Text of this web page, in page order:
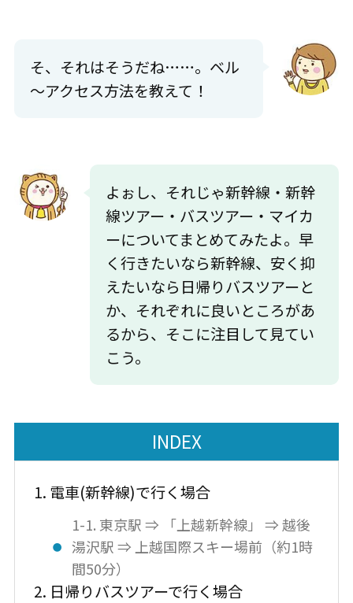
そ、それはそうだね……。ベル
～アクセス方法を教えて！
よぉし、それじゃ新幹線・新幹
線ツアー・バスツアー・マイカ
ーについてまとめてみたよ。早
く行きたいなら新幹線、安く抑
えたいなら日帰りバスツアーと
か、それぞれに良いところがあ
るから、そこに注目して見てい
こう。
INDEX
1. 電車(新幹線)で行く場合
1-1. 東京駅 ⇒ 「上越新幹線」 ⇒ 越後
湯沢駅 ⇒ 上越国際スキー場前（約1時
間50分）
2. 日帰りバスツアーで行く場合